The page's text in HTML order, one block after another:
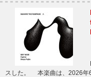
スした。 本楽曲は、2026年